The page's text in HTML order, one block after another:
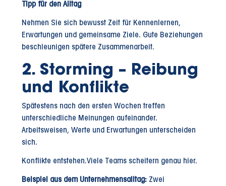
Tipp für den Alltag
Nehmen Sie sich bewusst Zeit für Kennenlernen,
Erwartungen und gemeinsame Ziele. Gute Beziehungen
beschleunigen spätere Zusammenarbeit.
2. Storming – Reibung
und Konflikte
Spätestens nach den ersten Wochen treffen
unterschiedliche Meinungen aufeinander.
Arbeitsweisen, Werte und Erwartungen unterscheiden
sich.
Konflikte entstehen.Viele Teams scheitern genau hier.
Beispiel aus dem Unternehmensalltag: Zwei